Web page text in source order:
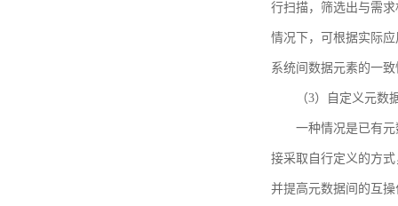
行扫描，筛选出与需
情况下，可根据实际
系统间数据元素的一致
（3）自定义元数
一种情况是已有
接采取自行定义的方
并提高元数据间的互